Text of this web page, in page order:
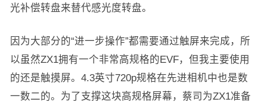
光补偿转盘来替代感光度转盘。
因为大部分的“进一步操作”都需要通过触屏来完成，所
以虽然ZX1拥有一个非常高规格的EVF，但我主要使用
的还是触摸屏。4.3英寸720p规格在先进相机中也是数
一数二的。为了支撑这块高规格屏幕，蔡司为ZX1准备